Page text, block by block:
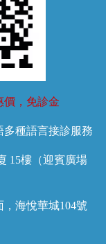
價，免診金
多種語言接診服務
15樓（迎賓廣場
海悅華城104號